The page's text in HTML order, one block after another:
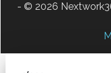
- © 2026